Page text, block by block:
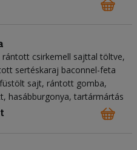
csirkemell sajttal töltve,
sertéskaraj baconnel-feta
sajt, rántott gomba,
hasábburgonya, tartármártás